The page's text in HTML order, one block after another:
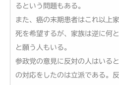
るという問題もある。
また、癌の末期患者はこれ以上
死を希望するが、家族は逆に何
と願う人もいる。
参政党の意見に反対の人はいる
の対応をしたのは立派である。